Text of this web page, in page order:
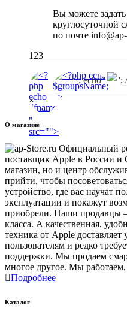
Вы можете
круглосуточной
по почте
123
"
src="">
'; echo '
';
×
О магазине
поставщик Apple в России и
магазин, но и центр
прийти, чтобы
устройство, где вас научат
эксплуатации и покажут
приобрели. Наши продавцы
класса. А качественная,
техника от Apple доставляет
пользователям и редко
поддержки. Мы продаем
многое другое. Мы
Подробнее
Каталог